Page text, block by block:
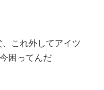
これ外してアイツ
困ってんだ